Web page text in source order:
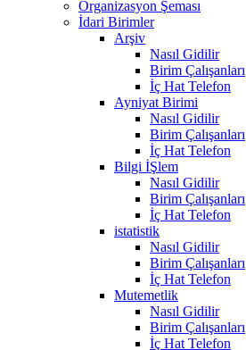
Organizasyon Şeması
İdari Birimler
Arşiv
Nasıl Gidilir
Birim Çalışanları
İç Hat Telefon
Ayniyat Birimi
Nasıl Gidilir
Birim Çalışanları
İç Hat Telefon
Bilgi İŞlem
Nasıl Gidilir
Birim Çalışanları
İç Hat Telefon
istatistik
Nasıl Gidilir
Birim Çalışanları
İç Hat Telefon
Mutemetlik
Nasıl Gidilir
Birim Çalışanları
İç Hat Telefon